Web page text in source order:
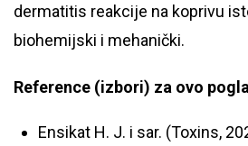
dermatitis reakcije na koprivu
biohemijski i mehanički.
Reference (izbori) za ovo
Ensikat H. J. i sar. (Toxins,